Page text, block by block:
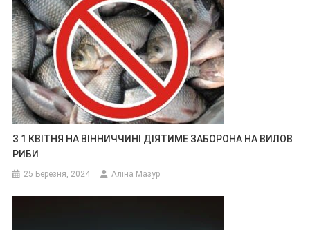
З 1 КВІТНЯ НА ВІННИЧЧИНІ ДІЯТИМЕ ЗАБОРОНА НА ВИЛОВ
РИБИ
25 Березня, 2024 Аліна Мазур